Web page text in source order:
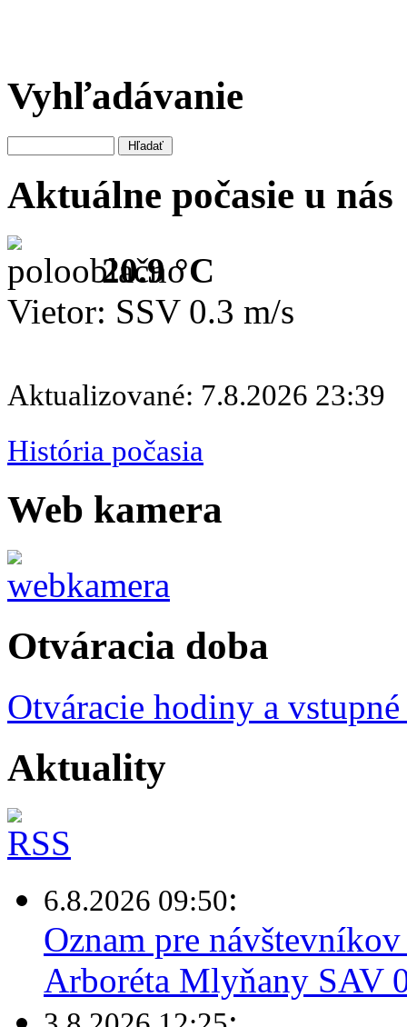
Vyhľadávanie
Aktuálne počasie u nás
20.9 °C
Vietor: SSV 0.3 m/s
Aktualizované: 7.8.2026 23:39
História počasia
Web kamera
Otváracia doba
Otváracie hodiny a
Aktuality
6.8.2026 09:50:
Oznam pre
Arboréta Mlyňany SAV